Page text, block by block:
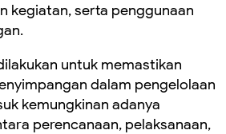
kegiatan, serta penggunaan
untuk memastikan
dalam pengelolaan
kemungkinan adanya
perencanaan, pelaksanaan,